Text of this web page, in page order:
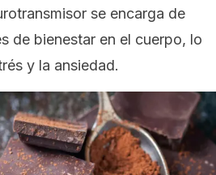
se encarga de
de bienestar en el cuerpo, lo
y la ansiedad.